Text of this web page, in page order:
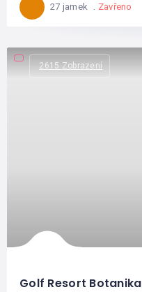
27 jamek Zavřeno
2615 Zobrazení
Golf Resort Botanika